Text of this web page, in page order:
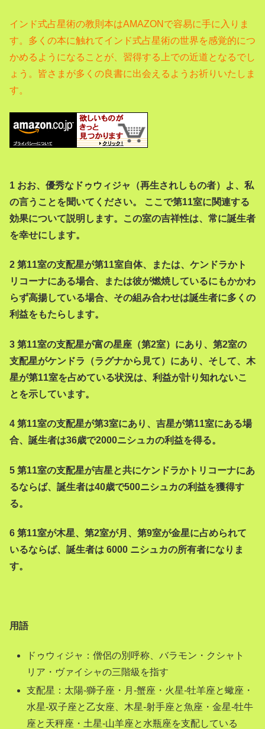
インド式占星術の教則本はAMAZONで容易に手に入りま
す。 多くの本に触れてインド式占星術の世界を感覚的につ
かめるようになることが、習得する上での近道となるでし
ょう。 皆さまが多くの良書に出会えるようお祈りいたしま
す。
1 おお、優秀なドゥウィジャ（再生されしもの者）よ、私
の言うことを聞いてください。 ここで第11室に関連する
効果について説明します。この室の吉祥性は、常に誕生者
を幸せにします。
2 第11室の支配星が第11室自体、または、ケンドラかト
リコーナにある場合、または彼が燃焼しているにもかかわ
らず高揚している場合、その組み合わせは誕生者に多くの
利益をもたらします。
3 第11室の支配星が富の星座（第2室）にあり、第2室の
支配星がケンドラ（ラグナから見て）にあり、そして、木
星が第11室を占めている状況は、利益が計り知れないこ
とを示しています。
4 第11室の支配星が第3室にあり、吉星が第11室にある場
合、誕生者は36歳で2000ニシュカの利益を得る。
5 第11室の支配星が吉星と共にケンドラかトリコーナにあ
るならば、誕生者は40歳で500ニシュカの利益を獲得す
る。
6 第11室が木星、第2室が月、第9室が金星に占められて
いるならば、誕生者は 6000 ニシュカの所有者になりま
す。
用語
ドゥウィジャ：僧侶の別呼称、バラモン・クシャト
リア・ヴァイシャの三階級を指す
支配星：太陽-獅子座・月-蟹座・火星-牡羊座と蠍座・
水星-双子座と乙女座、木星-射手座と魚座・金星-牡牛
座と天秤座・土星-山羊座と水瓶座を支配している